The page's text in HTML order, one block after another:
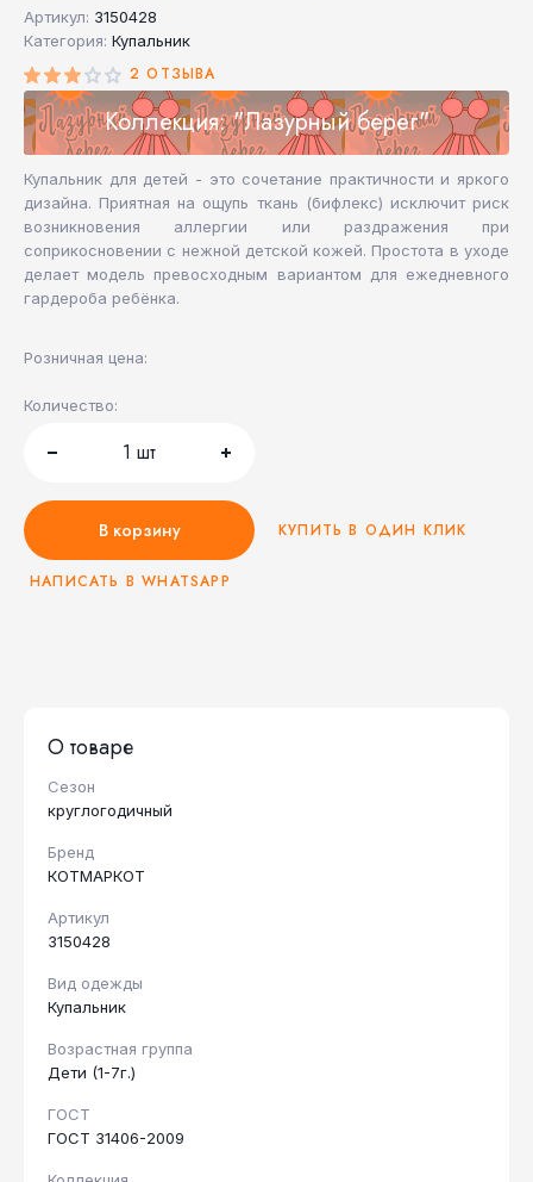
Артикул: 3150428
Категория: Купальник
2 ОТЗЫВА
Коллекция: "Лазурный берег"
Купальник для детей - это сочетание практичности и яркого
дизайна. Приятная на ощупь ткань (бифлекс) исключит риск
возникновения аллергии или раздражения при
соприкосновении с нежной детской кожей. Простота в уходе
делает модель превосходным вариантом для ежедневного
гардероба ребёнка.
Розничная цена:
Количество:
1 шт
В корзину КУПИТЬ В ОДИН КЛИК
НАПИСАТЬ В WHATSAPP
О товаре
Сезон
круглогодичный
Бренд
КОТМАРКОТ
Артикул
3150428
Вид одежды
Купальник
Возрастная группа
Дети (1-7г.)
ГОСТ
ГОСТ 31406-2009